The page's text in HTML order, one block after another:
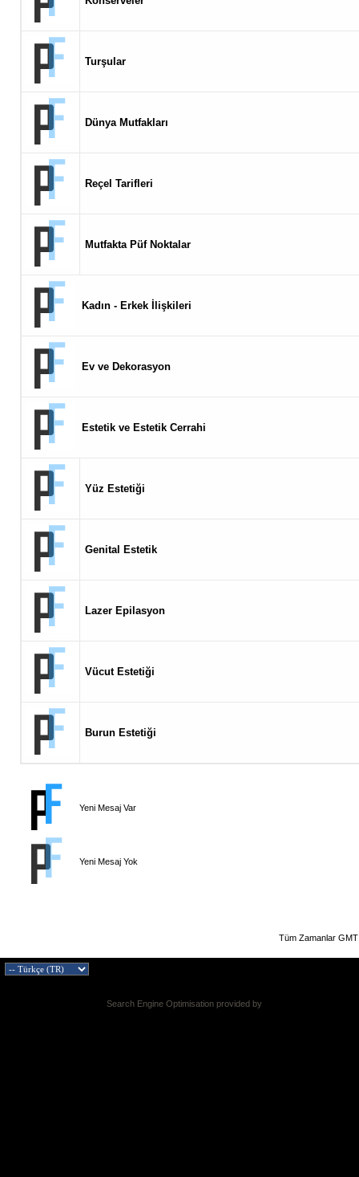
Turşular
Dünya Mutfakları
Reçel Tarifleri
Mutfakta Püf Noktalar
Kadın - Erkek İlişkileri
Ev ve Dekorasyon
Estetik ve Estetik Cerrahi
Yüz Estetiği
Genital Estetik
Lazer Epilasyon
Vücut Estetiği
Burun Estetiği
Yeni Mesaj Var
Yeni Mesaj Yok
Tüm Zamanlar
Search Engine Optimisation provided by